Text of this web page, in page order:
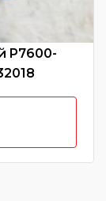
P7600-